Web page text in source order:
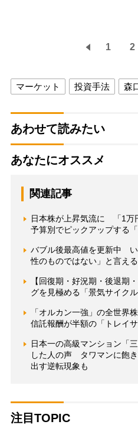
1 2
マーケット 投資手法 森
あわせて読みたい
あなたにオススメ
関連記事
日本株が上昇気流に 「1万
予算別でピックアップする
バブル後最高値を更新中
性のものではない」と言え
【回復期・好況期・後退期
グを見極める「景気サイク
「オルカン一強」の全世界
信託報酬が半額の「トレイ
日本一の高級マンション「
した人の声 タワマンに飽
出す逆転現象も
注目TOPIC